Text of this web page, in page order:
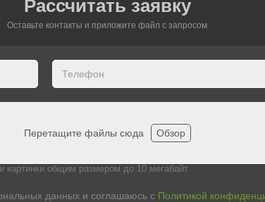
Рассчитать заявку
Оставьте контакты и приложите файл c запросом
Перетащите файлы сюда Обзор
общим размером до 10 мегабайт
данных и соглашаюсь с Политикой